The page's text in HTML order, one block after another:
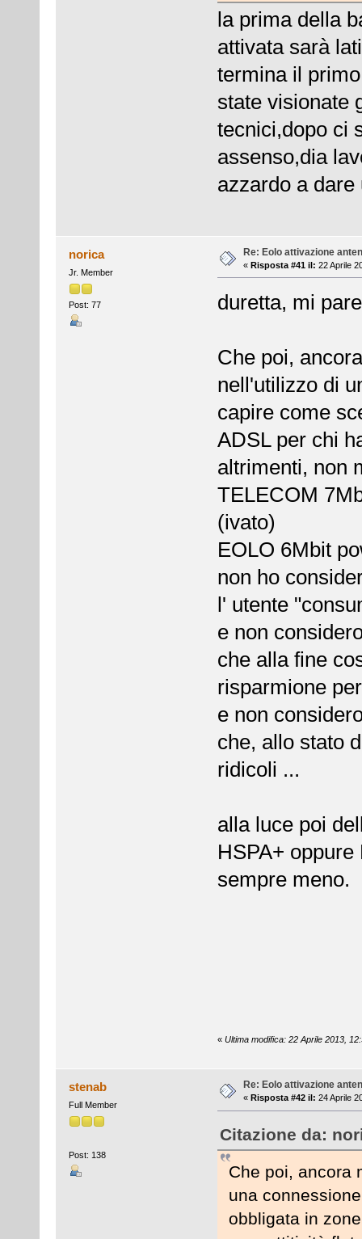
la prima della
attivata sarà
termina il
state visionate
tecnici,dopo ci
assenso,dia
azzardo a dare
norica
Jr. Member
Post: 77
Re: Eolo attivazione
« Risposta #41 il: 22 Aprile
duretta, mi
Che poi,
nell'utilizzo di
capire come
ADSL per chi
altrimenti, non
TELECOM
(ivato)
EOLO 6Mbit
non ho
l' utente
e non
che alla fine
risparmione
e non
che, allo stato
ridicoli ...
alla luce poi
HSPA+
sempre meno.
« Ultima modifica: 22 Aprile 2013,
stenab
Full Member
Post: 138
Re: Eolo attivazione
« Risposta #42 il: 24 Aprile
Citazione da:
Che poi, ancora
una
obbligata in